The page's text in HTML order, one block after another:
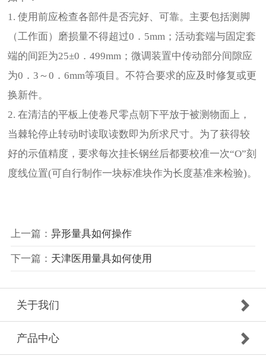
1. 使用前应检查各部件是否完好、可靠。主要包括测脚
（工作面）磨损量不得超过0．5mm；活动套端与固定套
端的间距为25±0．499mm；微调装置中传动部分间隙应
为0．3～0．6mm等项目。不符合要求的应及时修复或更
换新件。
2. 在清洁的平板上使卷尺零点朝下平放于被测物面上，
当棘轮停止转动时读取读数即为所求尺寸。为了获得较
好的示值精度，要求每次挂长钢丝后都要校准一次“O”刻
度线位置(可自行制作一块标准块作为长度基准来检验)。
上一篇： 异形量具如何操作
下一篇： 天津医用量具如何使用
关于我们
产品中心